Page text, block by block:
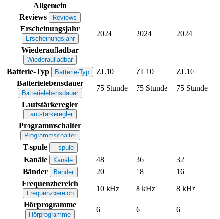
Allgemein
Reviews
Reviews
Erscheinungsjahr
Erscheinungsjahr
2024 2024
2024
Wiederaufladbar
Wiederaufladbar
Batterie-Typ Batterie-Typ ZL10 ZL10
ZL10
Batterielebensdauer
Batterielebensdauer
75 Stunde 75 Stunde
75 Stunde
Lautstärkeregler
Lautstärkeregler
Programmschalter
Programmschalter
T-spule T-spule
Kanäle Kanäle 48 36
32
Bänder
Bänder 20 18
16
Frequenzbereich
Frequenzbereich
10 kHz 8 kHz
8 kHz
Hörprogramme
Hörprogramme
6 6
6